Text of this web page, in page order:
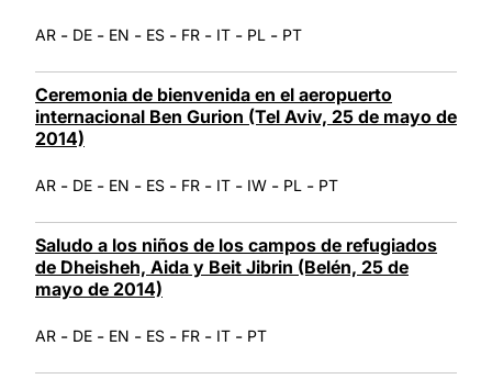
AR - DE - EN - ES - FR - IT - PL - PT
Ceremonia de bienvenida en el aeropuerto
internacional Ben Gurion (Tel Aviv, 25 de mayo de
2014)
AR - DE - EN - ES - FR - IT - IW - PL - PT
Saludo a los niños de los campos de refugiados
de Dheisheh, Aida y Beit Jibrin (Belén, 25 de
mayo de 2014)
AR - DE - EN - ES - FR - IT - PT